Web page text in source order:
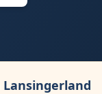
Lansingerland